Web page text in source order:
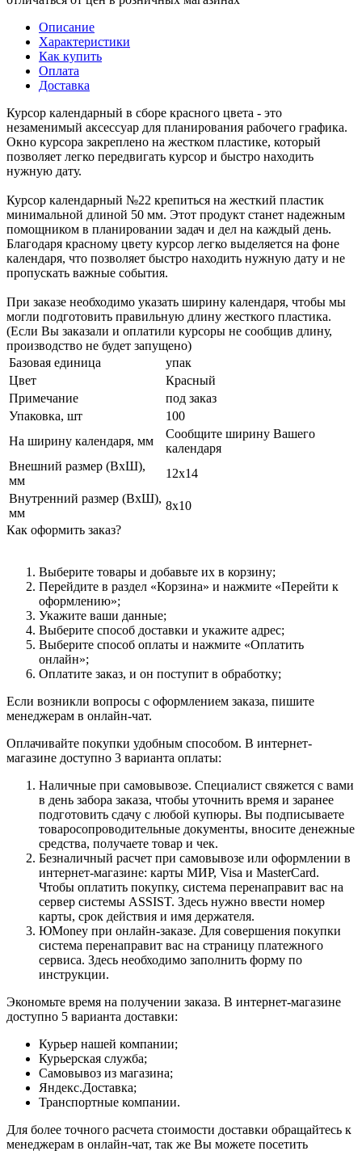
Описание
Характеристики
Как купить
Оплата
Доставка
Курсор календарный в сборе красного цвета - это
незаменимый аксессуар для планирования рабочего графика.
Окно курсора закреплено на жестком пластике, который
позволяет легко передвигать курсор и быстро находить
нужную дату.
Курсор календарный №22 крепиться на жесткий пластик
минимальной длиной 50 мм. Этот продукт станет надежным
помощником в планировании задач и дел на каждый день.
Благодаря красному цвету курсор легко выделяется на фоне
календаря, что позволяет быстро находить нужную дату и не
пропускать важные события.
При заказе необходимо указать ширину календаря, чтобы мы
могли подготовить правильную длину жесткого пластика.
(Если Вы заказали и оплатили курсоры не сообщив длину,
производство не будет запущено)
Базовая единица
упак
Цвет
Красный
Примечание
под заказ
Упаковка, шт
100
На ширину календаря, мм
Сообщите ширину Вашего
календаря
Внешний размер (ВхШ),
мм
12х14
Внутренний размер (ВхШ),
мм
8х10
Как оформить заказ?
Выберите товары и добавьте их в корзину;
Перейдите в раздел «Корзина» и нажмите «Перейти к
оформлению»;
Укажите ваши данные;
Выберите способ доставки и укажите адрес;
Выберите способ оплаты и нажмите «Оплатить
онлайн»;
Оплатите заказ, и он поступит в обработку;
Если возникли вопросы с оформлением заказа, пишите
менеджерам в онлайн-чат.
Оплачивайте покупки удобным способом. В интернет-
магазине доступно 3 варианта оплаты:
Наличные при самовывозе. Специалист свяжется с вами
в день забора заказа, чтобы уточнить время и заранее
подготовить сдачу с любой купюры. Вы подписываете
товаросопроводительные документы, вносите денежные
средства, получаете товар и чек.
Безналичный расчет при самовывозе или оформлении в
интернет-магазине: карты МИР, Visa и MasterCard.
Чтобы оплатить покупку, система перенаправит вас на
сервер системы ASSIST. Здесь нужно ввести номер
карты, срок действия и имя держателя.
ЮMoney при онлайн-заказе. Для совершения покупки
система перенаправит вас на страницу платежного
сервиса. Здесь необходимо заполнить форму по
инструкции.
Экономьте время на получении заказа. В интернет-магазине
доступно 5 варианта доставки:
Курьер нашей компании;
Курьерская служба;
Самовывоз из магазина;
Яндекс.Доставка;
Транспортные компании.
Для более точного расчета стоимости доставки обращайтесь к
менеджерам в онлайн-чат, так же Вы можете посетить